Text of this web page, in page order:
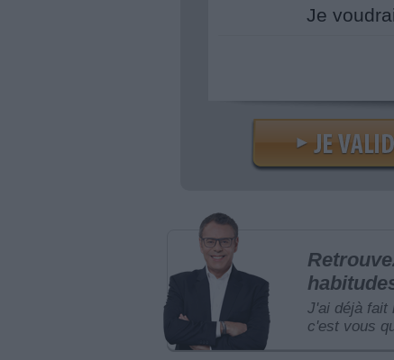
Je
J'ai déjà fait
c'est vous